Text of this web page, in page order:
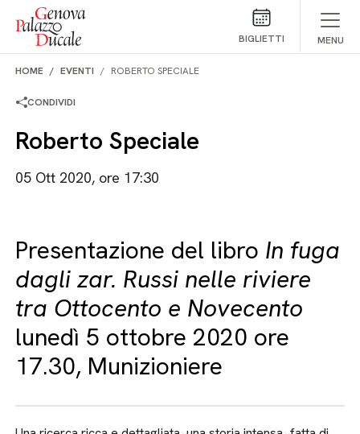
Salta al contenuto
BIGLIETTI MENU
HOME EVENTI ROBERTO SPECIALE
CONDIVIDI
Roberto Speciale
05 Ott 2020, ore 17:30
Presentazione del libro In fuga
dagli zar. Russi nelle riviere
tra Ottocento e Novecento
lunedì 5 ottobre 2020 ore
17.30, Munizioniere